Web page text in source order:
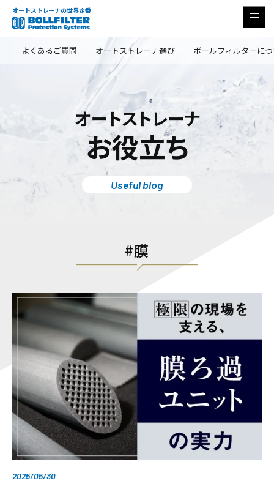
オートストレーナの世界定番
よくあるご質問 オートストレーナ選び ボールフィルターに
オートストレーナ
お役立ち
Useful blog
膜
2025/05/30